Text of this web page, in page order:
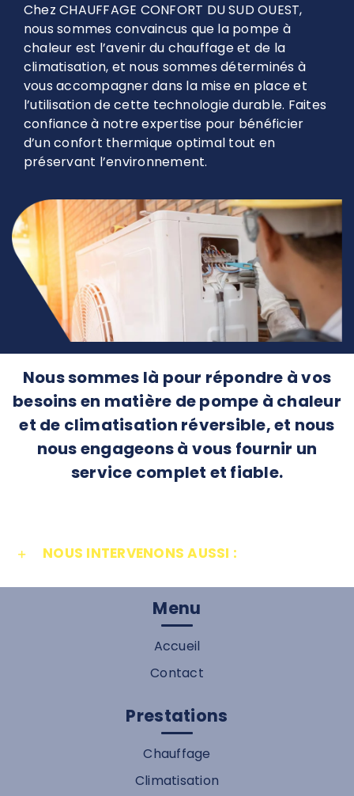
Chez CHAUFFAGE CONFORT DU SUD OUEST,
nous sommes convaincus que la pompe à
chaleur est l’avenir du chauffage et de la
climatisation, et nous sommes déterminés à
vous accompagner dans la mise en place et
l’utilisation de cette technologie durable. Faites
confiance à notre expertise pour bénéficier
d’un confort thermique optimal tout en
préservant l’environnement.
Nous sommes là pour répondre à vos
besoins en matière de pompe à chaleur
et de climatisation réversible, et nous
nous engageons à vous fournir un
service complet et fiable.
NOUS INTERVENONS AUSSI :
Menu
Accueil
Contact
Prestations
Chauffage
Climatisation